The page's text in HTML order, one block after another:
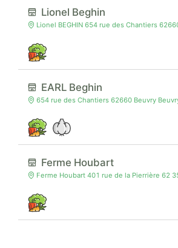
Lionel Beghin
Lionel BEGHIN 654 rue des Chantiers
EARL Beghin
654 rue des Chantiers 62660 Beuvry
Ferme Houbart
Ferme Houbart 401 rue de la Pierrière 62